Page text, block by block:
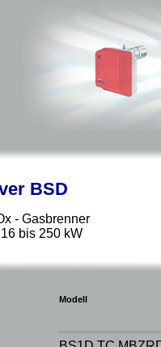
BSD
- Gasbrenner
bis 250 kW
Modell